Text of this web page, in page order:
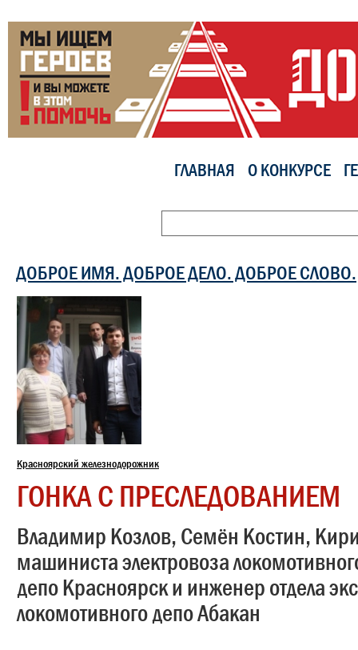
ГЛАВНАЯ О КОНКУРСЕ
ДОБРОЕ ИМЯ. ДОБРОЕ ДЕЛО. ДОБРОЕ СЛОВО.
Красноярский железнодорожник
ГОНКА С ПРЕСЛЕДОВАНИЕМ
Владимир Козлов, Семён Костин,
машиниста электровоза
депо Красноярск и инженер отдела
локомотивного депо Абакан